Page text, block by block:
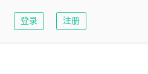
注册
登录